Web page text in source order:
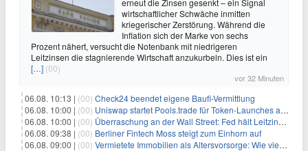
erneut die Zinsen gesenkt – ein Signal
wirtschaftlicher Schwäche inmitten
kriegerischer Zerstörung. Während die
Inflation sich der Marke von sechs
Prozent nähert, versucht die Notenbank mit niedrigeren
Leitzinsen die stagnierende Wirtschaft anzukurbeln. Dies ist ein
[…] (00)
vor 32 Minuten
06.08. 10:13 | (00) Check24 beendet eigene Baufi-Vermittlung
06.08. 10:00 | (00) Uniswap startet Pools.trade für Token-Launches auf Robinhood Chain
06.08. 10:00 | (00) Überraschung an der Wall Street: Fed hält Leitzins fest – aber Warsh sendet klares Signal
06.08. 09:38 | (00) Berliner Fintech Moss steigt zum Einhorn auf
06.08. 09:00 | (00) Vermietete Immobilien als Altersvorsorge: Wie viel Rendite Vermieter wirklich verdienen